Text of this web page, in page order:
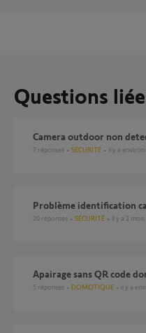
Questions
Camera outdoor non
7 réponses SÉCURITÉ il y a
Problème identification
20 réponses SÉCURITÉ il y a 2 mois
apairage sans QR code
5 réponses DOMOTIQUE il y a